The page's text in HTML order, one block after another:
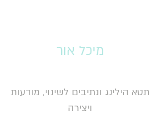
מיכל אור
תטא הילינג ונתיבים לשינוי, מודעות
ויצירה